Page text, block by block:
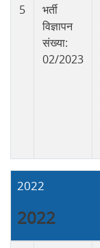
5
भर्ती
विज्ञापन
संख्या:
02/2023
2022
2022